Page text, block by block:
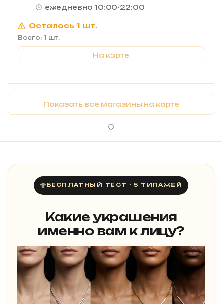
ежедневно 10:00-22:00
Осталось 1 шт.
Всего: 1 шт.
На карте
Показать все магазины на карте
БЕСПЛАТНЫЙ ТЕСТ · 5 ТИПАЖЕЙ
Какие украшения
именно вам к лицу?